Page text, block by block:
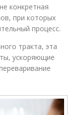
конкретная
при которых
процесс.
тракта, эта
ускоряющие